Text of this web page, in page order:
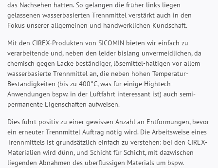
das Nachsehen hatten. So gelangen die früher links liegen
gelassenen wasserbasierten Trennmittel verstärkt auch in den
Fokus unserer allgemeinen und handwerklichen Kundschaft.
Mit den CIREX-Produkten von SICOMIN bieten wir einfach zu
verarbeitende und, neben den leider bislang unvermeidlichen, da
chemisch gegen Lacke beständiger, lösemittel-haltigen vor allem
wasserbasierte Trennmittel an, die neben hohen Temperatur-
Beständigkeiten (bis zu 400°C, was für einige Hightech-
Anwendungen bspw. in der Luftfahrt interessant ist) auch semi-
permanente Eigenschaften aufweisen.
Dies führt positiv zu einer gewissen Anzahl an Entformungen, bevor
ein erneuter Trennmittel Auftrag nötig wird. Die Arbeitsweise eines
Trennmittels ist grundsätzlich einfach zu verstehen: bei den CIREX-
Materialien wird dünn, und Schicht für Schicht, mit dazwischen
liegenden Abnahmen des überflüssigen Materials um bspw.